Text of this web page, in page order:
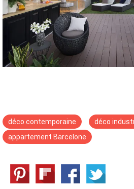
déco contemporaine
déco
appartement Barcelone